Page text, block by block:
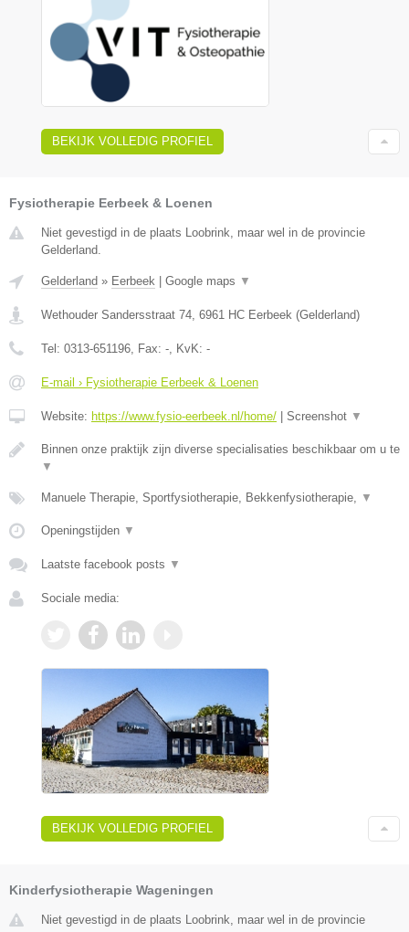
BEKIJK VOLLEDIG PROFIEL
Fysiotherapie Eerbeek & Loenen
Niet gevestigd in de plaats Loobrink, maar wel in de provincie
Gelderland.
Gelderland » Eerbeek Google maps ▼
Wethouder Sandersstraat 74, 6961 HC Eerbeek (Gelderland)
Tel: 0313-651196, Fax: -, KvK: -
E-mail › Fysiotherapie Eerbeek & Loenen
Website: https://www.fysio-eerbeek.nl/home/ Screenshot ▼
Binnen onze praktijk zijn diverse specialisaties beschikbaar om u te
▼
Manuele Therapie, Sportfysiotherapie, Bekkenfysiotherapie, ▼
Openingstijden ▼
Laatste facebook posts ▼
Sociale media:
BEKIJK VOLLEDIG PROFIEL
Kinderfysiotherapie Wageningen
Niet gevestigd in de plaats Loobrink, maar wel in de provincie